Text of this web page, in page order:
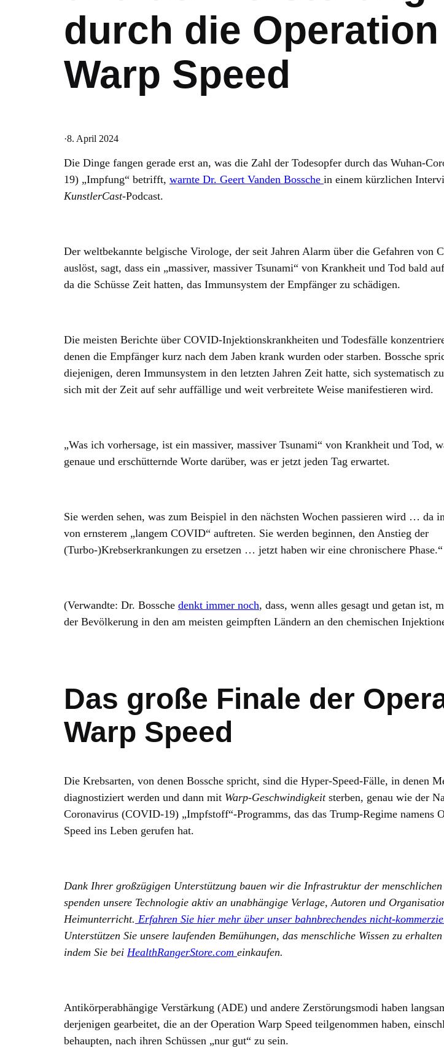
durch die Operation
Warp Speed
·8. April 2024
Die Dinge fangen gerade erst an, was die Zahl der Todesopfer durch das Wuhan-
19) „Impfung“ betrifft, warnte Dr. Geert Vanden Bossche in einem kürzlichen
KunstlerCast-Podcast.
Der weltbekannte belgische Virologe, der seit Jahren Alarm über die Gefahren von
auslöst, sagt, dass ein „massiver, massiver Tsunami“ von Krankheit und Tod bald
da die Schüsse Zeit hatten, das Immunsystem der Empfänger zu schädigen.
Die meisten Berichte über COVID-Injektionskrankheiten und Todesfälle
denen die Empfänger kurz nach dem Jaben krank wurden oder starben. Bossche
diejenigen, deren Immunsystem in den letzten Jahren Zeit hatte, sich systematisch
sich mit der Zeit auf sehr auffällige und weit verbreitete Weise manifestieren wird.
„Was ich vorhersage, ist ein massiver, massiver Tsunami“ von Krankheit und Tod,
genaue und erschütternde Worte darüber, was er jetzt jeden Tag erwartet.
Sie werden sehen, was zum Beispiel in den nächsten Wochen passieren wird … da
von ernsterem „langem COVID“ auftreten. Sie werden beginnen, den Anstieg der
(Turbo-)Krebserkrankungen zu ersetzen … jetzt haben wir eine chronischere Phase.“
(Verwandte: Dr. Bossche denkt immer noch, dass, wenn alles gesagt und getan ist,
der Bevölkerung in den am meisten geimpften Ländern an den chemischen
Das große Finale der
Warp Speed
Die Krebsarten, von denen Bossche spricht, sind die Hyper-Speed-Fälle, in denen
diagnostiziert werden und dann mit Warp-Geschwindigkeit sterben, genau wie der
Coronavirus (COVID-19) „Impfstoff“-Programms, das das Trump-Regime namens
Speed ins Leben gerufen hat.
Dank Ihrer großzügigen Unterstützung bauen wir die Infrastruktur der
spenden unsere Technologie aktiv an unabhängige Verlage, Autoren und
Heimunterricht. Erfahren Sie hier mehr über unser bahnbrechendes nicht-
Unterstützen Sie unsere laufenden Bemühungen, das menschliche Wissen zu
indem Sie bei HealthRangerStore.com einkaufen.
Antikörperabhängige Verstärkung (ADE) und andere Zerstörungsmodi haben
derjenigen gearbeitet, die an der Operation Warp Speed teilgenommen haben,
behaupten, nach ihren Schüssen „nur gut“ zu sein.